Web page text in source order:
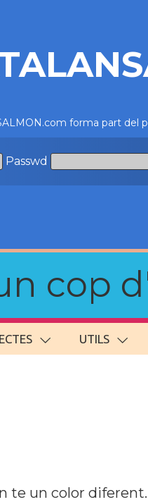
forma part del
Passwd
cop
UTILS
te un color diferent.